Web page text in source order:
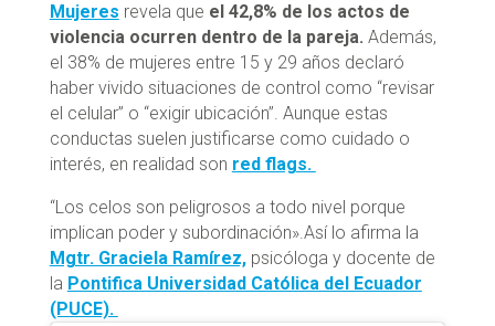
Mujeres revela que el 42,8% de los actos de
violencia ocurren dentro de la pareja. Además,
el 38% de mujeres entre 15 y 29 años declaró
haber vivido situaciones de control como “revisar
el celular” o “exigir ubicación”. Aunque estas
conductas suelen justificarse como cuidado o
interés, en realidad son red flags.
“Los celos son peligrosos a todo nivel porque
implican poder y subordinación».Así lo afirma la
Mgtr. Graciela Ramírez,psicóloga y docente de
la Pontifica Universidad Católica del Ecuador
(PUCE).